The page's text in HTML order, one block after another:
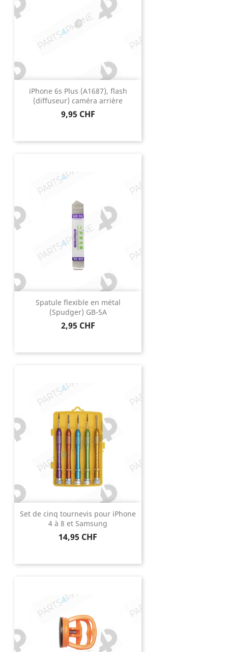
iPhone 6s Plus (A1687), flash
(diffuseur) caméra arrière
Prix
9,95 CHF
Spatule flexible en métal
(Spudger) GB-5A
Prix
2,95 CHF
Set de cinq tournevis pour iPhone
4 à 8 et Samsung
Prix
14,95 CHF